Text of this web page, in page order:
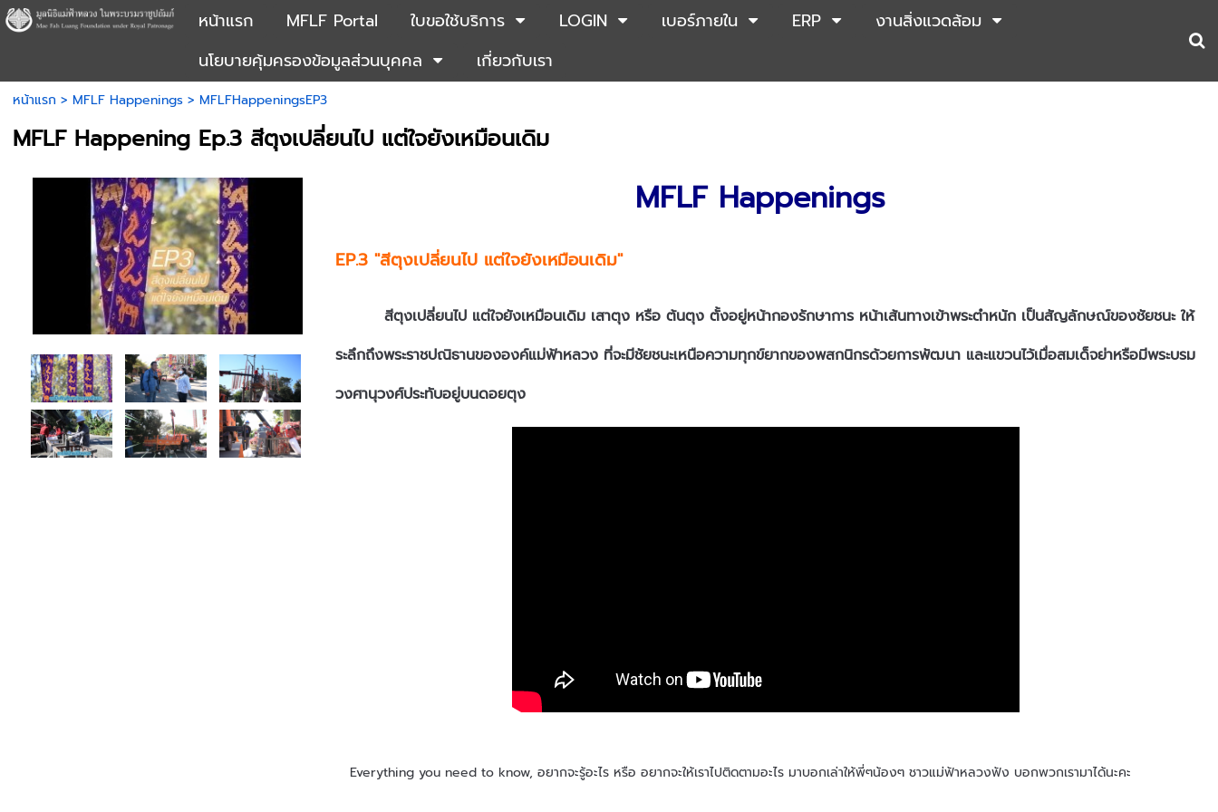
หน้าแรก MFLF Portal ใบขอใช้บริการ LOGIN เบอร์ภายใน ERP
งานสิ่งแวดล้อม
นโยบายคุ้มครองข้อมูลส่วนบุคคล
เกี่ยวกับเรา
หน้าแรก > MFLF Happenings> MFLFHappeningsEP3
MFLF Happening Ep.3 สีตุงเปลี่ยนไป แต่ใจยังเหมือนเดิม
MFLF Happenings
EP.3 "สีตุงเปลี่ยนไป แต่ใจยังเหมือนเดิม"
สีตุงเปลี่ยนไป แต่ใจยังเหมือนเดิม เสาตุง หรือ ต้นตุง ตั้งอยู่หน้ากองรักษาการ หน้าเส้นทางเข้าพระตำหนัก เป็นสัญลักษณ์ของชัยชนะ ให้
ระลึกถึงพระราชปณิธานขององค์แม่ฟ้าหลวง ที่จะมีชัยชนะเหนือความทุกข์ยากของพสกนิกรด้วยการพัฒนา และแขวนไว้เมื่อสมเด็จย่าหรือมีพระบรม
วงศานุวงศ์ประทับอยู่บนดอยตุง
Everything you need to know, อยากจะรู้อะไร หรือ อยากจะให้เราไปติดตามอะไร มาบอกเล่าให้พี่ๆน้องๆ ชาวแม่ฟ้าหลวงฟัง บอกพวกเรามาได้นะคะ